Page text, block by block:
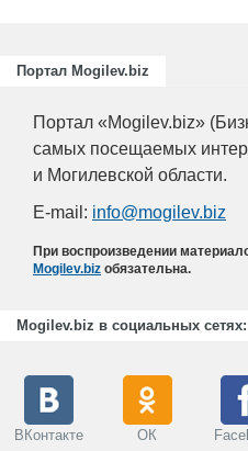
Портал Mogilev.biz
Портал «Mogilev.biz»
самых посещаемых
и Могилевской области.
E-mail: info@mogilev.biz
При воспроизведении
Mogilev.biz обязательна.
Mogilev.biz в социальных сетях:
ВКонтакте ОК